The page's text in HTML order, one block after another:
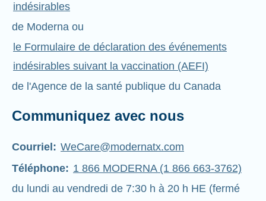
indésirables
de Moderna ou
le Formulaire de déclaration des événements
indésirables suivant la vaccination (AEFI)
de l'Agence de la santé publique du Canada
Communiquez avec nous
Courriel: WeCare@modernatx.com
Téléphone: 1 866 MODERNA (1 866 663-3762)
du lundi au vendredi de 7:30 h à 20 h HE (fermé